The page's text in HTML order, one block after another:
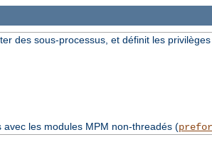
des sous-processus, et définit les
les modules MPM non-threadés (